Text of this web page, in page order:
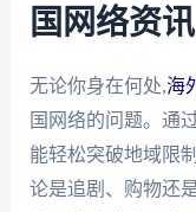
国网络资讯
无论你身在何处,海
国网络的问题。通
能轻松突破地域限
论是追剧、购物还